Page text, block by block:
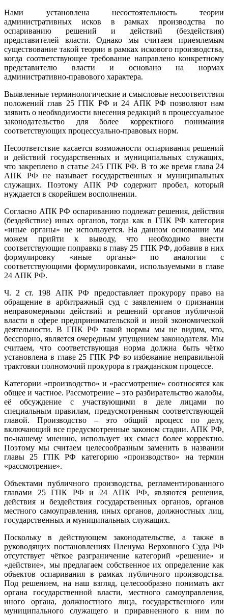
Нами установлена несостоятельность теории
административных исков в рамках производства по
оспариванию решений и действий (бездействия)
представителей власти. Однако мы считаем приемлемым
существование такой теории в рамках искового производства,
когда соответствующее требование направлено конкретному
представителю власти и основано на нормах
административно-правового характера.
Выявленные терминологические и смысловые несоответствия
положений глав 25 ГПК РФ и 24 АПК РФ позволяют нам
заявить о необходимости внесения редакций в процессуальное
законодательство для более корректного понимания
соответствующих процессуально-правовых норм.
Несоответствие касается возможности оспаривания решений
и действий государственных и муниципальных служащих,
что закреплено в статье 245 ГПК РФ. В то же время глава 24
АПК РФ не называет государственных и муниципальных
служащих. Поэтому АПК РФ содержит пробел, который
нуждается в скорейшем восполнении.
Согласно АПК РФ оспариванию подлежат решения, действия
(бездействие) иных органов, тогда как в ГПК РФ категория
«иные органы» не используется. На данном основании мы
можем прийти к выводу, что необходимо внести
соответствующие поправки в главу 25 ГПК РФ, добавив в них
формулировку «иные органы» по аналогии с
соответствующими формулировками, используемыми в главе
24 АПК РФ.
Ч. 2 ст. 198 АПК РФ предоставляет прокурору право на
обращение в арбитражный суд с заявлением о признании
неправомерными действий и решений органов публичной
власти в сфере предпринимательской и иной экономической
деятельности. В ГПК РФ такой нормы мы не видим, что,
бесспорно, является очередным упущением законодателя. Мы
считаем, что соответствующая норма должна быть чётко
установлена в главе 25 ГПК РФ во избежание неправильной
трактовки полномочий прокурора в гражданском процессе.
Категории «производство» и «рассмотрение» соотносятся как
общее и частное. Рассмотрение – это разбирательство жалобы,
её обсуждение с участвующими в деле лицами по
специальным правилам, предусмотренным соответствующей
главой. Производство – это общий процесс по делу,
включающий все предусмотренные законом стадии. АПК РФ,
по-нашему мнению, использует их смысл более корректно.
Поэтому мы считаем целесообразным заменить в названии
главы 25 ГПК РФ категорию «производство» на термин
«рассмотрение».
Объектами публичного производства, регламентированного
главами 25 ГПК РФ и 24 АПК РФ, являются решения,
действия и бездействия государственных органов, органов
местного самоуправления, иных органов, должностных лиц,
государственных и муниципальных служащих.
Поскольку в действующем законодательстве, а также в
руководящих постановлениях Пленума Верховного Суда РФ
отсутствует чёткое разграничение категорий «решение» и
«действие», мы предлагаем собственное их определение как
объектов оспаривания в рамках публичного производства.
Под решением, на наш взгляд, целесообразно понимать акт
органа государственной власти, местного самоуправления,
иного органа, должностного лица, государственного или
муниципального служащего и приравненного к ним по